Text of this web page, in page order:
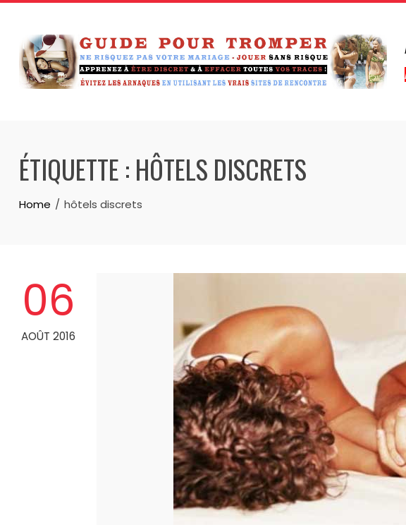
Skip
content
ÉTIQUETTE : HÔTELS DISCRETS
Home hôtels discrets
06
AOÛT 2016